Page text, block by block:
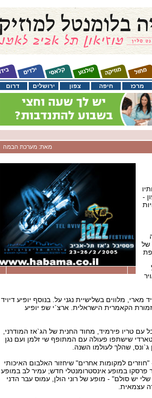
דרום ירושלים צפון חיפה מרכז
מאת: מערכת הבמה
-
של
מלווים בשלישיית נגני על. בנוסף יופיע דיויד
הקאמרית הישראלית. ארצ`י שפ יופיע
עם טריו פירמיד, מחוד החנית של הג`אז המודרני,
טארדי שישתפו פעולה עם המתופף שי זלמן ועם נגן
שהלך לעולמו השנה.
למקומות אחרים" שיחזור האלבום האיכותי
פרסקו במופע אינסטרומנטלי חדש; עמיר לב במופע
יש סולם" - מופע של רוני הולן, עמוס עבר הדני
עצמאית.